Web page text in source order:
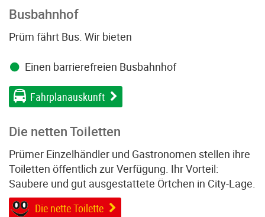
Busbahnhof
Prüm fährt Bus. Wir bieten
Einen barrierefreien Busbahnhof
Fahrplanauskunft
Die netten Toiletten
Prümer Einzelhändler und Gastronomen stellen ihre
Toiletten öffentlich zur Verfügung. Ihr Vorteil:
Saubere und gut ausgestattete Örtchen in City-Lage.
Die nette Toilette